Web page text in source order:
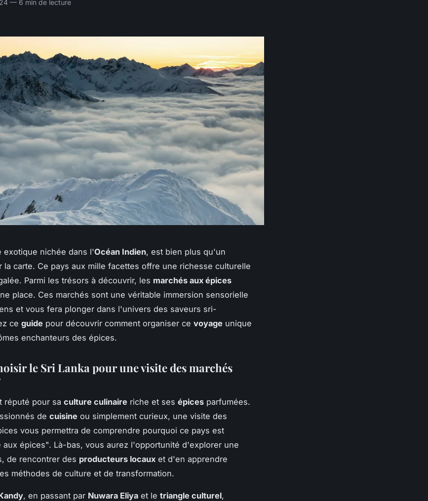
— 6 min de lecture
exotique nichée dans l'Océan Indien, est bien plus qu'un
la carte. Ce pays aux mille facettes offre une richesse culturelle
Parmi les trésors à découvrir, les marchés aux épices
place. Ces marchés sont une véritable immersion sensorielle
et vous fera plonger dans l'univers des saveurs sri-
ce guide pour découvrir comment organiser ce voyage unique
enchanteurs des épices.
le Sri Lanka pour une visite des marchés
réputé pour sa culture culinaire riche et ses épices parfumées.
de cuisine ou simplement curieux, une visite des
vous permettra de comprendre pourquoi ce pays est
aux épices". Là-bas, vous aurez l'opportunité d'explorer une
de rencontrer des producteurs locaux et d'en apprendre
méthodes de culture et de transformation.
, en passant par Nuwara Eliya et le triangle culturel,